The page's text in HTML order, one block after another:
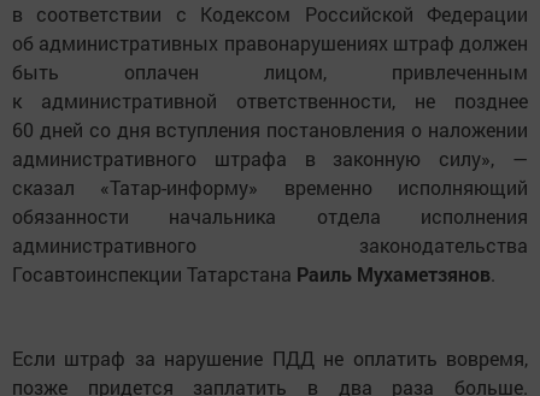
в соответствии с Кодексом Российской Федерации
об административных правонарушениях штраф должен
быть оплачен лицом, привлеченным
к административной ответственности, не позднее
60 дней со дня вступления постановления о наложении
административного штрафа в законную силу», —
сказал «Татар-информу» временно исполняющий
обязанности начальника отдела исполнения
административного законодательства
Госавтоинспекции Татарстана Раиль Мухаметзянов.
Если штраф за нарушение ПДД не оплатить вовремя,
позже придется заплатить в два раза больше.